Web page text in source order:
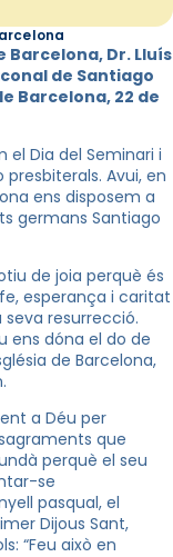
Barcelona, Dr. Lluís
de Santiago
Barcelona, 22 de
el Dia del Seminari i
Avui, en
ens disposem a
germans Santiago
de joia perquè és
esperança i caritat
seva resurrecció.
ens dóna el do de
de Barcelona,
a Déu per
que
perquè el seu
se
pasqual, el
Dijous Sant,
“Feu això en